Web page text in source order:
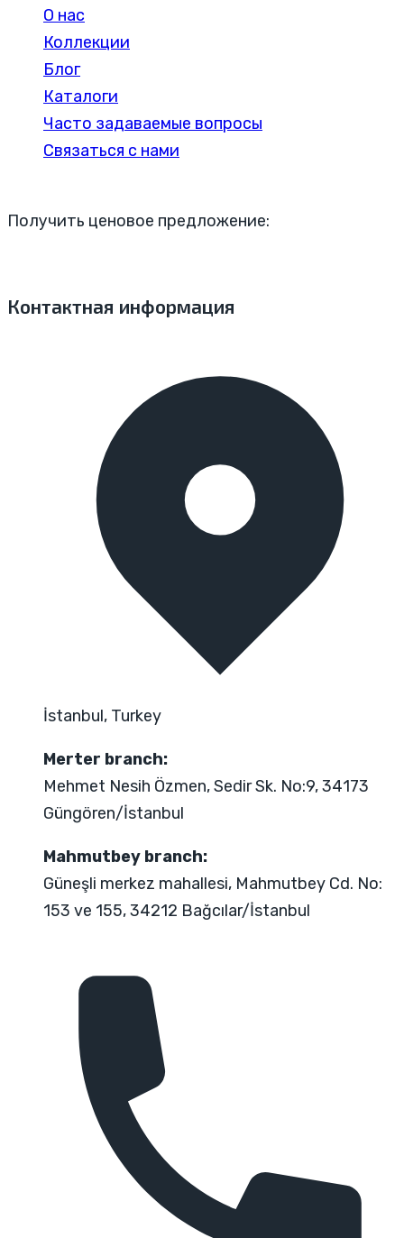
О нас
Коллекции
Блог
Каталоги
Часто задаваемые вопросы
Связаться с нами
Получить ценовое предложение:
Контактная информация
İstanbul, Turkey
Merter branch:
Mehmet Nesih Özmen, Sedir Sk. No:9, 34173
Güngören/İstanbul
Mahmutbey branch:
Güneşli merkez mahallesi, Mahmutbey Cd. No:
153 ve 155, 34212 Bağcılar/İstanbul